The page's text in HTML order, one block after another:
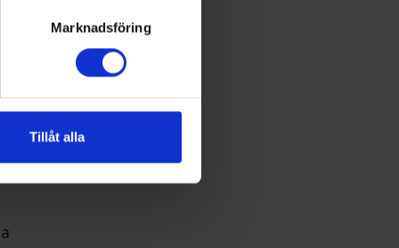
Marknadsföring
Tillåt alla
Heat